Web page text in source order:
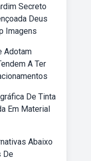
Secreto
Deus
Imagens
Adotam
A Ter
De Tinta
Em Material
Abaixo
De